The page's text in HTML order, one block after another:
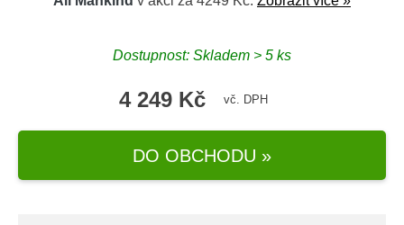
Dostupnost: Skladem > 5 ks
4 249 Kč vč. DPH
DO OBCHODU »